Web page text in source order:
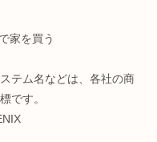
家を買う
テム名などは、各社の商
です。